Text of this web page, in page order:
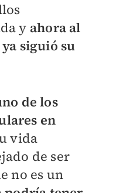
y ahora al
siguió su
de los
en
vida
de ser
no es un